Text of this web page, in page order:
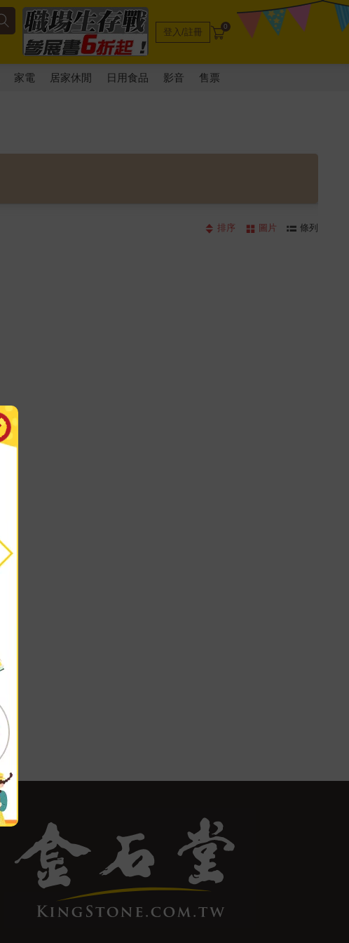
登入/註冊 0
家電 居家休閒 日用食品 影音 售票
排序 圖片 條列